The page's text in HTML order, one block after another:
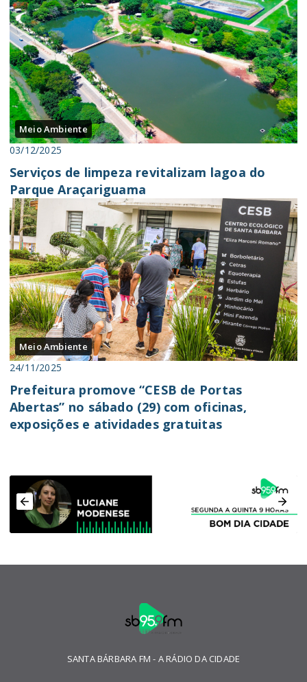
Meio Ambiente
03/12/2025
Serviços de limpeza revitalizam lagoa do
Parque Araçariguama
Meio Ambiente
24/11/2025
Prefeitura promove “CESB de Portas
Abertas” no sábado (29) com oficinas,
exposições e atividades gratuitas
SANTA BÁRBARA FM - A RÁDIO DA CIDADE